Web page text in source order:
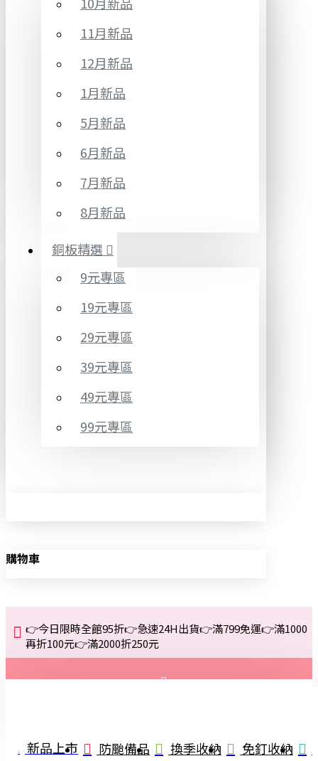
11月新品
12月新品
1月新品
5月新品
6月新品
7月新品
8月新品
銅板精選
9元專區
19元專區
29元專區
39元專區
49元專區
99元專區
購物車
👉今日限時全館95折👉急速24H出貨👉滿799免運👉滿1000
再折100元👉滿2000折250元
註冊
新品上市 防颱備品 換季收納 免釘收納